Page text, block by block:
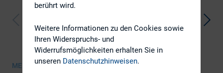
MEDIENSAMMLUNG | 30.06.2026
berührt wird.
Weitere Informationen zu den Cookies sowie
Ihren Widerspruchs- und
Widerrufsmöglichkeiten erhalten Sie in
unseren Datenschutzhinweisen.